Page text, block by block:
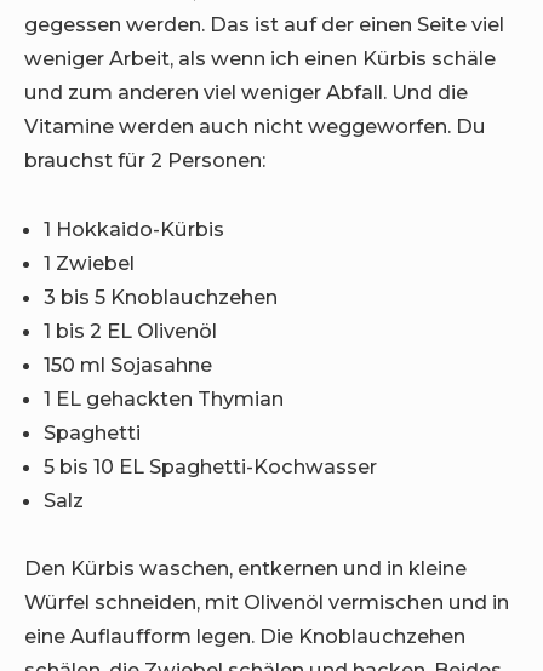
gegessen werden. Das ist auf der einen Seite viel
weniger Arbeit, als wenn ich einen Kürbis schäle
und zum anderen viel weniger Abfall. Und die
Vitamine werden auch nicht weggeworfen. Du
brauchst für 2 Personen:
1 Hokkaido-Kürbis
1 Zwiebel
3 bis 5 Knoblauchzehen
1 bis 2 EL Olivenöl
150 ml Sojasahne
1 EL gehackten Thymian
Spaghetti
5 bis 10 EL Spaghetti-Kochwasser
Salz
Den Kürbis waschen, entkernen und in kleine
Würfel schneiden, mit Olivenöl vermischen und in
eine Auflaufform legen. Die Knoblauchzehen